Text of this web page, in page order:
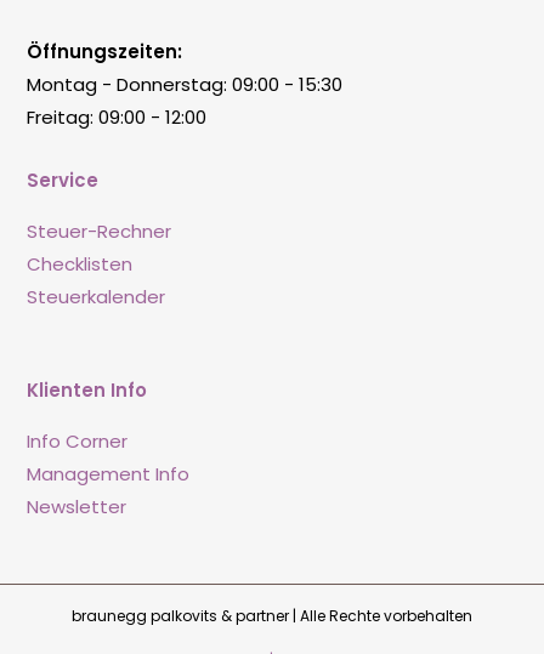
Service
Steuer-Rechner
Checklisten
Steuerkalender
Klienten Info
Info Corner
Management Info
Newsletter
Öffnungszeiten:
Montag - Donnerstag: 09:00 - 15:30
Freitag: 09:00 - 12:00
braunegg palkovits & partner | Alle Rechte vorbehalten